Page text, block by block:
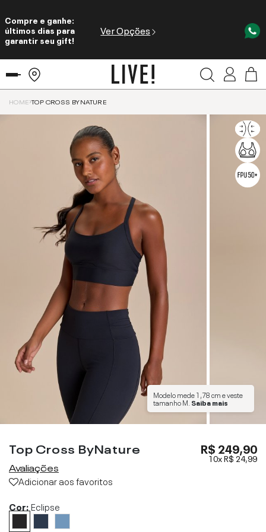
Compre e ganhe:
últimos dias para
garantir seu gift!
Ver Opções
HOME TOP CROSS BYNATURE
Modelo mede1,78 cme veste
tamanhoM Saiba mais
Top Cross ByNature
Avaliações
Adicionar aos favoritos
R$ 249,90
10xR$ 24,99
Cor:Eclipse